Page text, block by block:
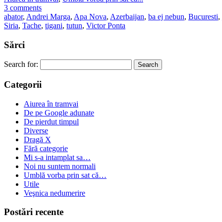
3 comments
abator, Andrei Marga, Apa Nova, Azerbaijan, ba ej nebun, Bucuresti,
Siria, Tache, tigani, tutun, Victor Ponta
Sărci
Search for:
Categorii
Aiurea în tramvai
De pe Google adunate
De pierdut timpul
Diverse
Dragă X
Fără categorie
Mi s-a intamplat sa…
Noi nu suntem normali
Umblă vorba prin sat că…
Utile
Veşnica nedumerire
Postări recente